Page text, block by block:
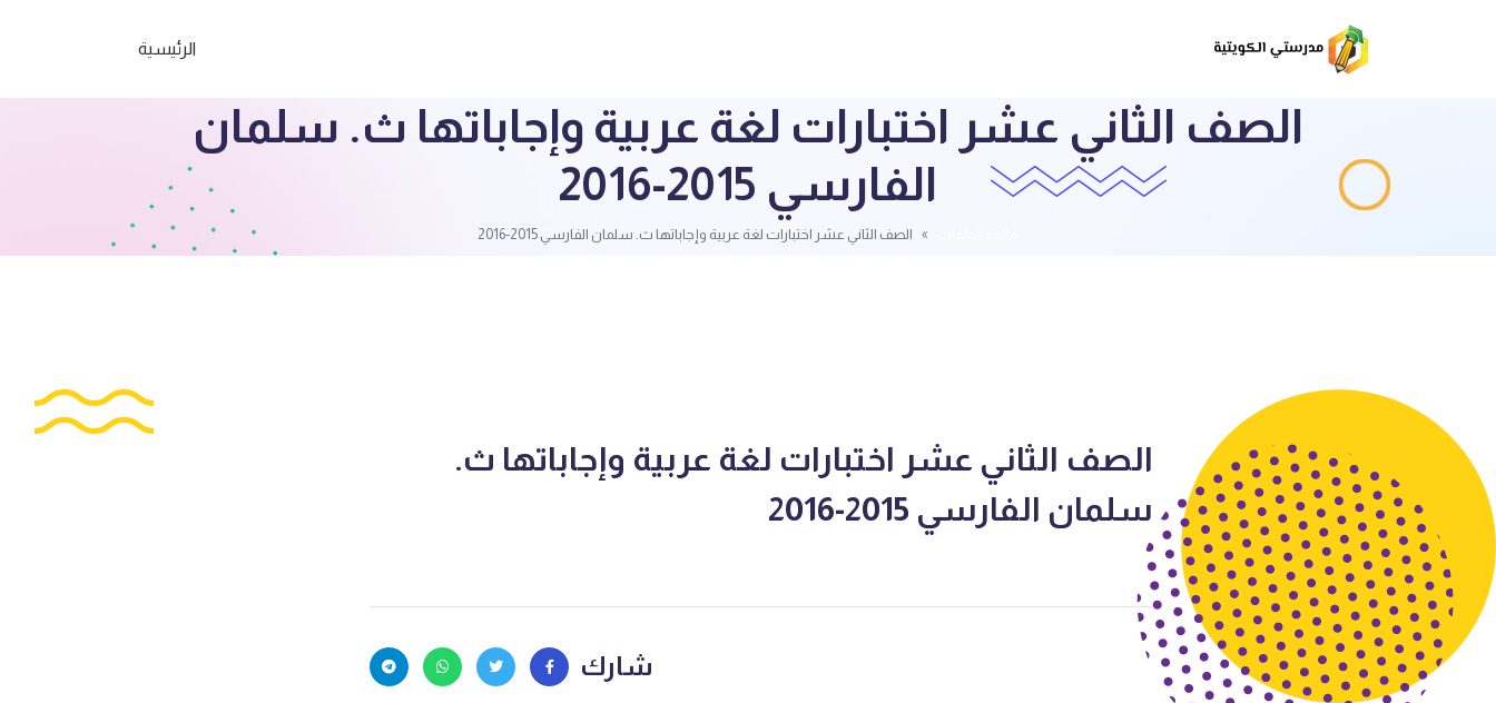
الرئيسية
الصف الثاني عشر اختبارات لغة عربية وإجاباتها ث. سلمان
الفارسي 2015-2016
الصف الثاني عشر اختبارات لغة عربية وإجاباتها ث. سلمان الفارسي 2015-2016
الصف الثاني عشر اختبارات لغة عربية وإجاباتها ث.
سلمان الفارسي 2015-2016
شارك